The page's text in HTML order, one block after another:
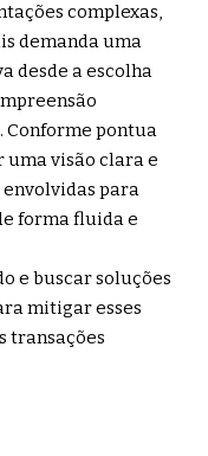
complexas,
demanda uma
desde a escolha
Conforme pontua
uma visão clara e
envolvidas para
forma fluida e
e buscar soluções
mitigar esses
transações